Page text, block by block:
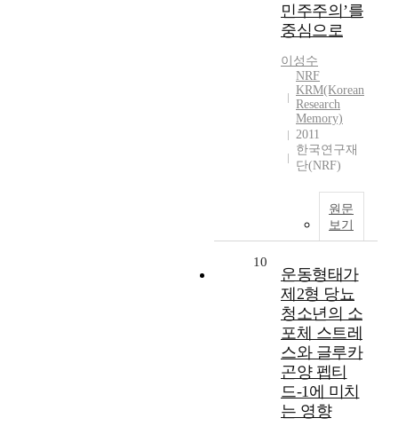
민주주의’를
중심으로
이성수
NRF
KRM(Korean
Research
Memory)
2011
한국연구재
단(NRF)
원문
보기
10
운동형태가
제2형 당뇨
청소년의 소
포체 스트레
스와 글루카
곤양 펩티
드-1에 미치
는 영향